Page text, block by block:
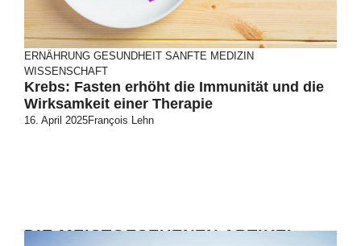
ERNÄHRUNG GESUNDHEIT SANFTE MEDIZIN
WISSENSCHAFT
Krebs: Fasten erhöht die Immunität und die
Wirksamkeit einer Therapie
16. April 2025François Lehn
DIE MEISTGESEHENEN ARTIKEL